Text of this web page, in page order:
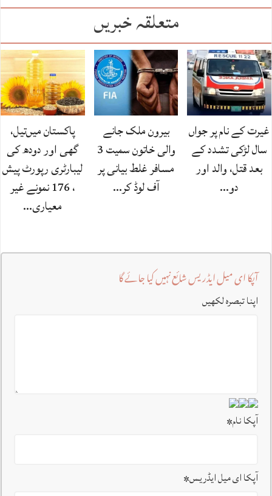
متعلقہ خبریں
غیرت کے نام پر جواں
سال لڑکی تشدد کے
بعد قتل، والد اور
دو…
بیرون ملک جانے
والی خاتون سمیت 3
مسافر غلط بیانی پر
آف لوڈ کر…
پاکستان میں‌تیل،
گھی اور دودھ کی
لیبارٹری رپورٹ پیش
، 176 نمونے غیر
معیاری…
آپکا ای میل ایڈریس شائع نہیں کیا جائے گا
اپنا تبصرہ لکھیں
آپکا نام*
آپکا ای میل ایڈریس*